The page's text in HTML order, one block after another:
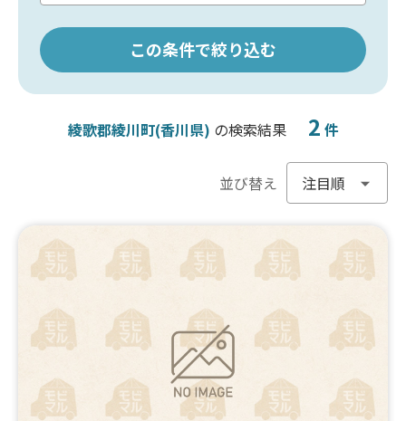
この条件で絞り込む
綾歌郡綾川町(香川県) の検索結果 2 件
並び替え